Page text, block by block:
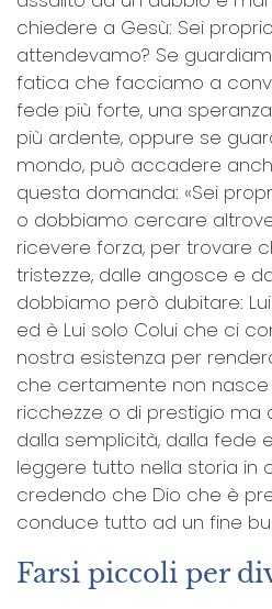
chiedere a Gesù: Sei
attendevamo? Se
fatica che facciamo a
fede più forte, una
più ardente, oppure se
mondo, può accadere
questa domanda: «Sei
o dobbiamo cercare
ricevere forza, per trovare
tristezze, dalle angosce e
dobbiamo però dubitare:
ed è Lui solo Colui che ci
nostra esistenza per
che certamente non
ricchezze o di prestigio ma
dalla semplicità, dalla fede
leggere tutto nella storia in
credendo che Dio che è
conduce tutto ad un fine
Farsi piccoli per